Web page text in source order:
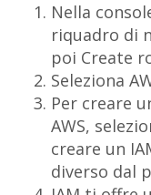
Nella
riquadro di
poi Create
Seleziona
Per creare
AWS,
creare un
diverso dal